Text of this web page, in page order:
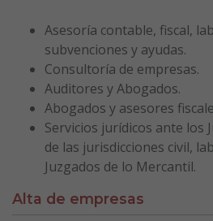
Asesoría contable, fiscal,
subvenciones y ayudas.
Consultoría de empresas.
Auditores y Abogados.
Abogados y asesores
Servicios jurídicos ante los
de las jurisdicciones civil,
Juzgados de lo Mercantil.
Alta de empresas